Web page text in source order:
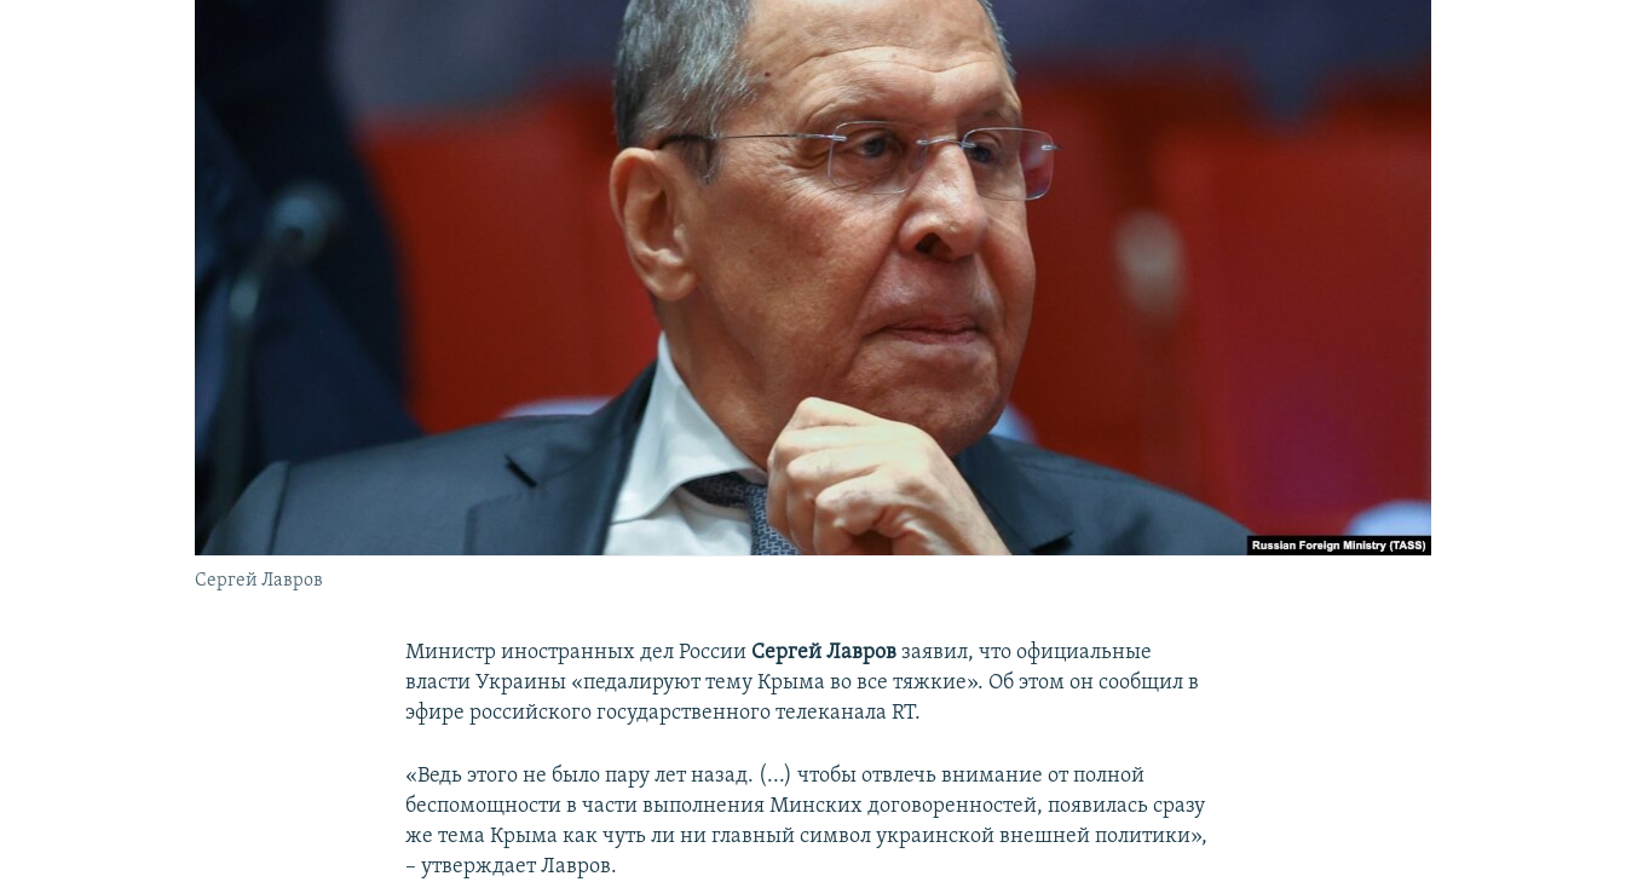
Сергей Лавров
Министр иностранных дел России Сергей Лавров заявил, что официальные
власти Украины «педалируют тему Крыма во все тяжкие». Об этом он сообщил в
эфире российского государственного телеканала RT.
«Ведь этого не было пару лет назад. (...) чтобы отвлечь внимание от полной
беспомощности в части выполнения Минских договоренностей, появилась сразу
же тема Крыма как чуть ли ни главный символ украинской внешней политики»,
– утверждает Лавров.